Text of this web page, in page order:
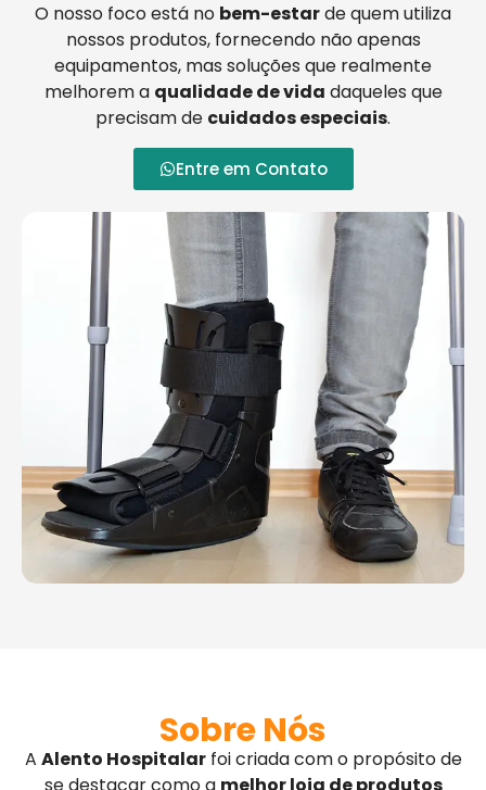
O nosso foco está no bem-estarde quem utiliza
nossos produtos, fornecendo não apenas
equipamentos, mas soluções que realmente
melhorem a qualidade de vida daqueles que
precisam de cuidados especiais.
Entre em Contato
Sobre Nós
A Alento Hospitalarfoi criada com o propósito de